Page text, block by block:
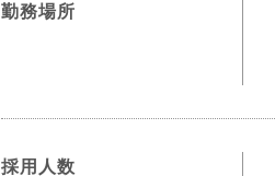
勤務場所
採用人数